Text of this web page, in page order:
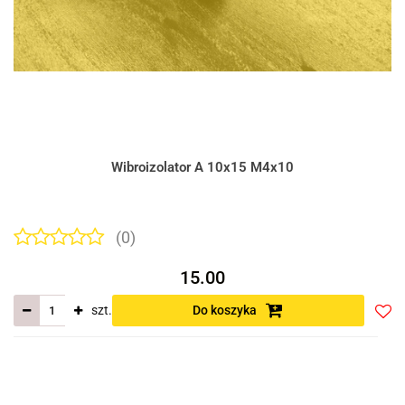
Wibroizolator A 10x15 M4x10
(0)
15.00
szt. Do koszyka